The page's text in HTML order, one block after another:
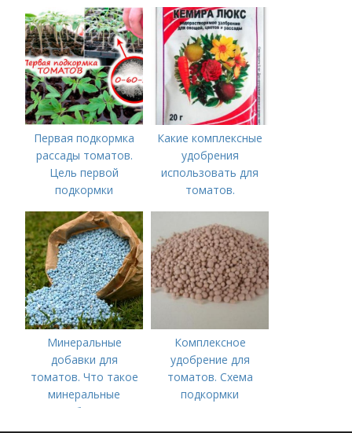
Первая подкормка
рассады томатов.
Цель первой
подкормки
Какие комплексные
удобрения
использовать для
томатов.
комплексные
удобрения для
помидор
Минеральные
добавки для
томатов. Что такое
минеральные
удобрения
Комплексное
удобрение для
томатов. Схема
подкормки
рассады до сбора